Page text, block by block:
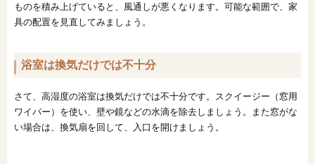
ものを積み上げていると、風通しが悪くなります。可能な範囲で、家
具の配置を見直してみましょう。
浴室は換気だけでは不十分
さて、高湿度の浴室は換気だけでは不十分です。スクイージー（窓用
ワイパー）を使い、壁や鏡などの水滴を除去しましょう。また窓がな
い場合は、換気扇を回して、入口を開けましょう。